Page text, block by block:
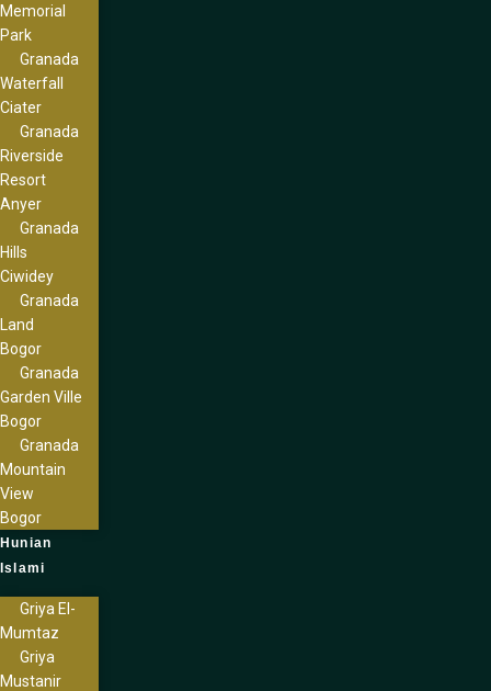
Memorial
Park
Granada
Waterfall
Ciater
Granada
Riverside
Resort
Anyer
Granada
Hills
Ciwidey
Granada
Land
Bogor
Granada
Garden Ville
Bogor
Granada
Mountain
View
Bogor
Hunian
Islami
Griya El-
Mumtaz
Griya
Mustanir